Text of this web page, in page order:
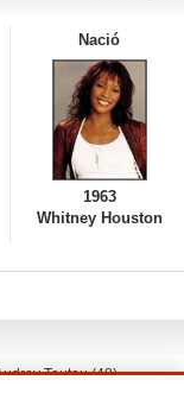
Nació
1963
Whitney Houston
Tautou (48)